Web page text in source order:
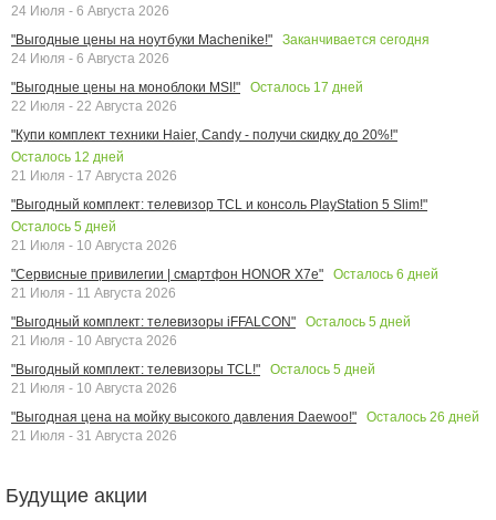
24 Июля - 6 Августа 2026
"Выгодные цены на ноутбуки Machenike!"
Заканчивается сегодня
24 Июля - 6 Августа 2026
"Выгодные цены на моноблоки MSI!"
Осталось 17 дней
22 Июля - 22 Августа 2026
"Купи комплект техники Haier, Candy - получи скидку до 20%!"
Осталось 12 дней
21 Июля - 17 Августа 2026
"Выгодный комплект: телевизор TCL и консоль PlayStation 5 Slim!"
Осталось 5 дней
21 Июля - 10 Августа 2026
"Сервисные привилегии | смартфон HONOR X7e"
Осталось 6 дней
21 Июля - 11 Августа 2026
"Выгодный комплект: телевизоры iFFALCON"
Осталось 5 дней
21 Июля - 10 Августа 2026
"Выгодный комплект: телевизоры TCL!"
Осталось 5 дней
21 Июля - 10 Августа 2026
"Выгодная цена на мойку высокого давления Daewoo!"
Осталось 26 дней
21 Июля - 31 Августа 2026
Будущие акции